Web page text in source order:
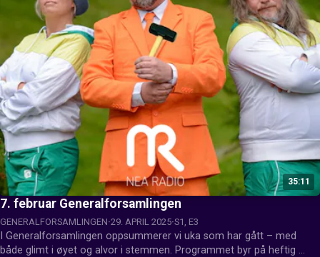
35:11
7. februar Generalforsamlingen
GENERALFORSAMLINGEN 29. APRIL 2025 S1, E3
I Generalforsamlingen oppsummerer vi uka som har gått – med
både glimt i øyet og alvor i stemmen. Programmet byr på heftig